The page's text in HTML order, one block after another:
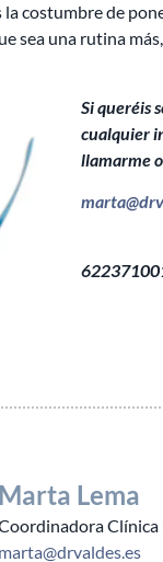
costumbre de
sea una rutina
Si queréis
cualquier
llamarme
Marta Lema
Clínica
marta@drvaldes.es